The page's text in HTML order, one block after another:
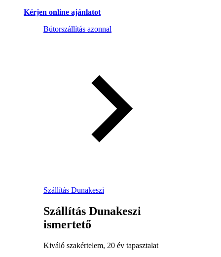
Kérjen online ajánlatot
Bútorszállítás azonnal
Szállítás Dunakeszi
Szállítás Dunakeszi
ismertető
Kiváló szakértelem, 20 év tapasztalat